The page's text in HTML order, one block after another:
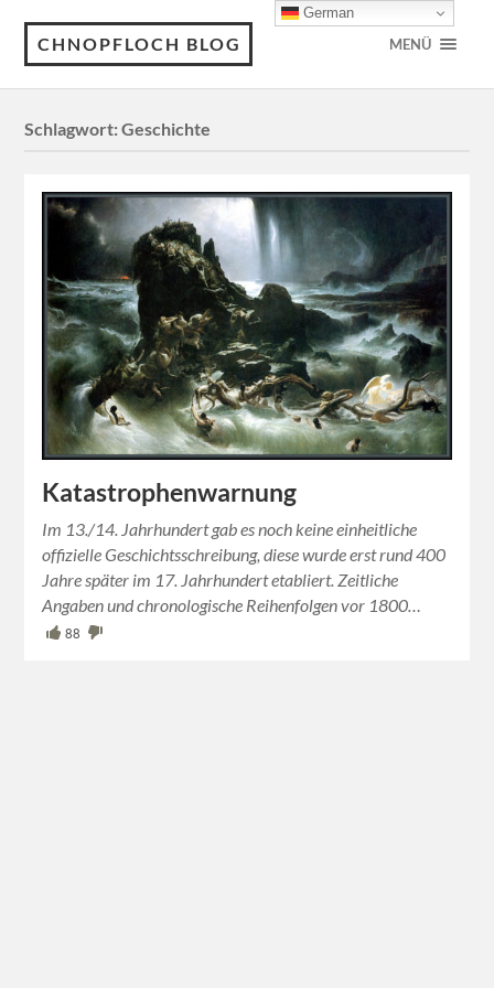
CHNOPFLOCH BLOG MENÜ
Schlagwort:Geschichte
Katastrophenwarnung
Im 13./14. Jahrhundert gab es noch keine einheitliche
offizielle Geschichtsschreibung, diese wurde erst rund 400
Jahre später im 17. Jahrhundert etabliert. Zeitliche
Angaben und chronologische Reihenfolgen vor 1800…
88
German